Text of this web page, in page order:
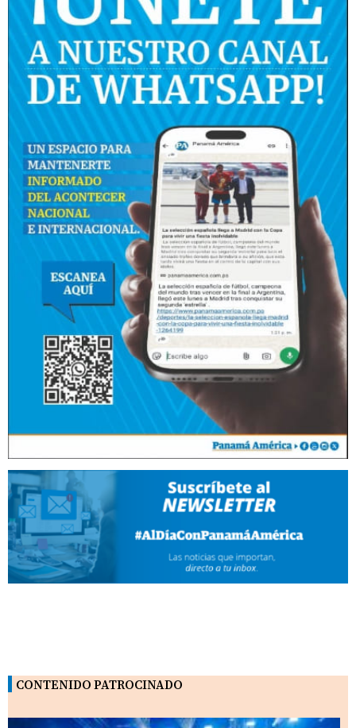
CONTENIDO PATROCINADO